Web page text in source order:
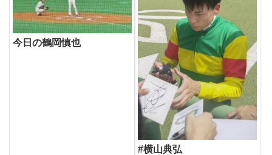
今日の鶴岡慎也
#横山典弘